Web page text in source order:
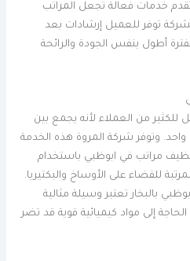
خدمات فعالة تجعل المراتب
توفر للعميل إرشادات بعد
أطول بنفس الجودة والرائحة
للكثير من العملاء لأنه يجمع بين
وتوفر شركة المروة هذه الخدمة
مراتب في ابوظبي باستخدام
للقضاء على الأوساخ والبكتيريا.
بالبخار تعتبر وسيلة مثالية
إلى مواد كيميائية قوية قد تضر